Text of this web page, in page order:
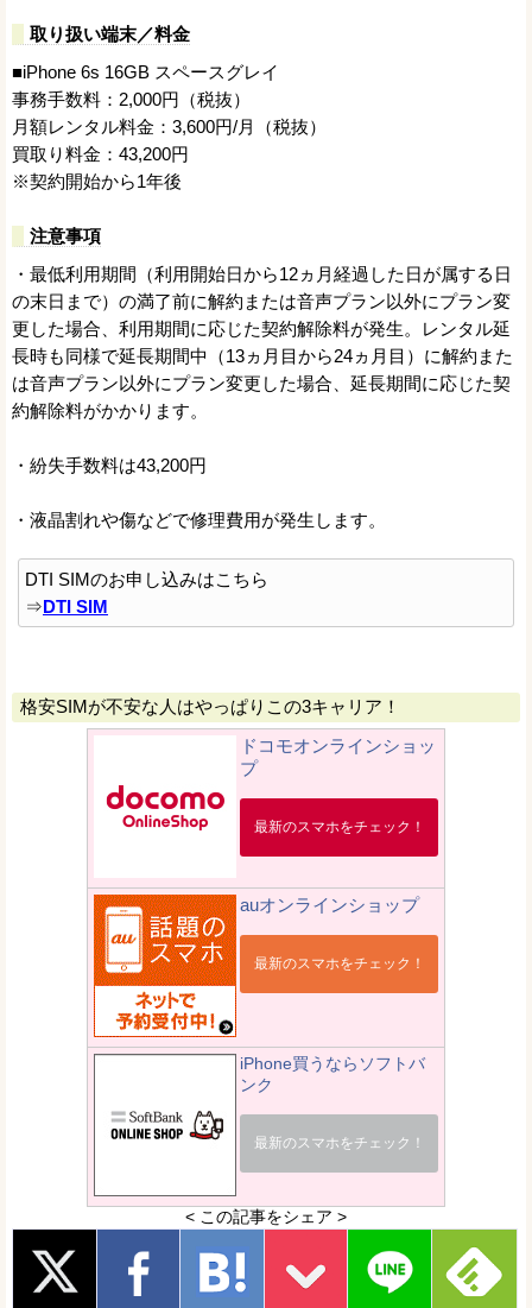
取り扱い端末／料金
■iPhone 6s 16GB スペースグレイ
事務手数料：2,000円（税抜）
月額レンタル料金：3,600円/月（税抜）
買取り料金：43,200円
※契約開始から1年後
注意事項
・最低利用期間（利用開始日から12ヵ月経過した日が属する日
の末日まで）の満了前に解約または音声プラン以外にプラン変
更した場合、利用期間に応じた契約解除料が発生。レンタル延
長時も同様で延長期間中（13ヵ月目から24ヵ月目）に解約また
は音声プラン以外にプラン変更した場合、延長期間に応じた契
約解除料がかかります。
・紛失手数料は43,200円
・液晶割れや傷などで修理費用が発生します。
DTI SIMのお申し込みはこちら
⇒DTI SIM
格安SIMが不安な人はやっぱりこの3キャリア！
ドコモオンラインショッ
プ
最新のスマホをチェック！
auオンラインショップ
最新のスマホをチェック！
iPhone買うならソフトバ
ンク
最新のスマホをチェック！
< この記事をシェア >